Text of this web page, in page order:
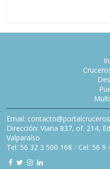
Email:
Dirección: Viana 837, of. 214,
Valparaíso
Tel: 56 32 3 500 168 / Cel: 56 9